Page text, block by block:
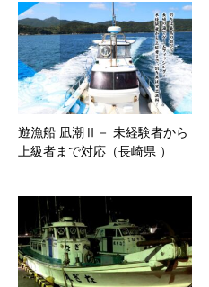
遊漁船 凪潮Ⅱ－ 未経験者から
上級者まで対応（長崎県 ）